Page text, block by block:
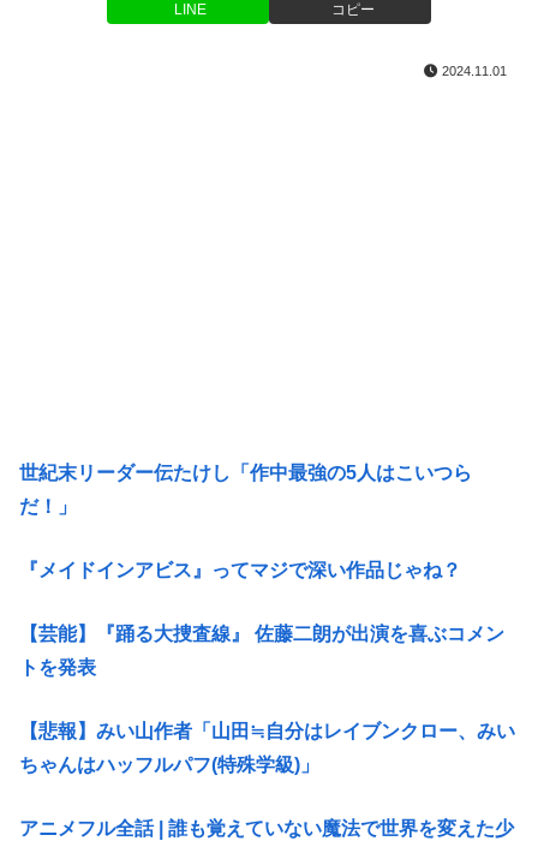
LINE コピー
2024.11.01
世紀末リーダー伝たけし「作中最強の5人はこいつら
だ！」
『メイドインアビス』ってマジで深い作品じゃね？
【芸能】『踊る大捜査線』 佐藤二朗が出演を喜ぶコメン
トを発表
【悲報】みい山作者「山田≒自分はレイブンクロー、みい
ちゃんはハッフルパフ(特殊学級)」
アニメフル全話 | 誰も覚えていない魔法で世界を変えた少